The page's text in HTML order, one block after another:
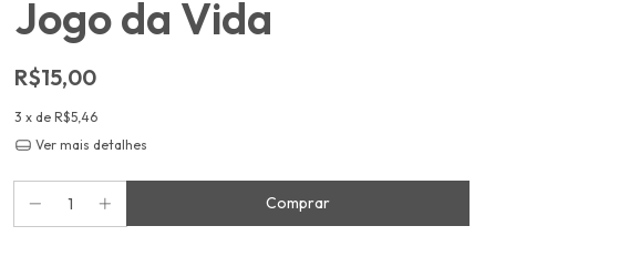
Jogo da Vida
R$15,00
3 x de R$5,46
Ver mais detalhes